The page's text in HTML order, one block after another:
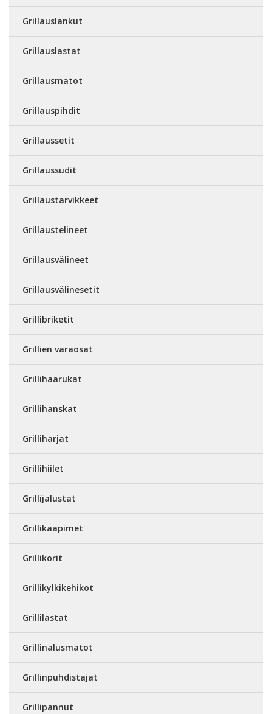
Grillauslankut
Grillauslastat
Grillausmatot
Grillauspihdit
Grillaussetit
Grillaussudit
Grillaustarvikkeet
Grillaustelineet
Grillausvälineet
Grillausvälinesetit
Grillibriketit
Grillien varaosat
Grillihaarukat
Grillihanskat
Grilliharjat
Grillihiilet
Grillijalustat
Grillikaapimet
Grillikorit
Grillikylkikehikot
Grillilastat
Grillinalusmatot
Grillinpuhdistajat
Grillipannut